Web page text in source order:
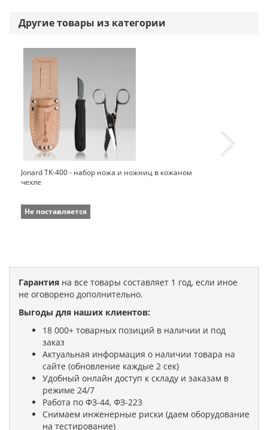
Другие товары из категории
Jonard TK-400 - набор ножа и ножниц в кожаном
чехле
Не поставляется
Гарантия на все товары составляет 1 год, если иное
не оговорено дополнительно.
Выгоды для наших клиентов:
18 000+ товарных позиций в наличии и под
заказ
Актуальная информация о наличии товара на
сайте (обновление каждые 2 сек)
Удобный онлайн доступ к складу и заказам в
режиме 24/7
Работа по ФЗ-44, ФЗ-223
Снимаем инженерные риски (даем оборудование
на тестирование)